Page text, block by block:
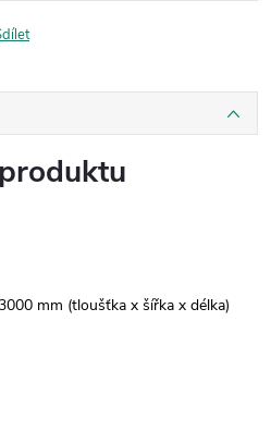
mm (tloušťka x šířka x délka)